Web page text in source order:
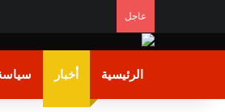
عاجل
الرئيسية أخبار